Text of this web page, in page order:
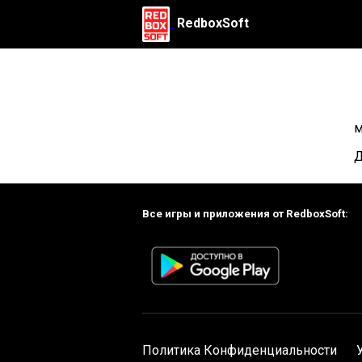
RedboxSoft
Все игры и приложения от RedboxSoft:
Политика Конфиденциальности